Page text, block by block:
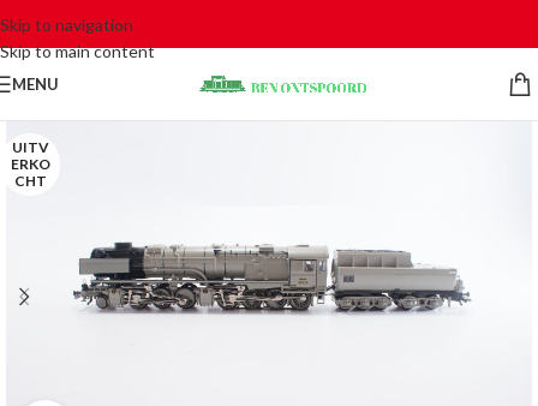
Skip to navigation
Skip to main content
MENU
UITV
ERKO
CHT